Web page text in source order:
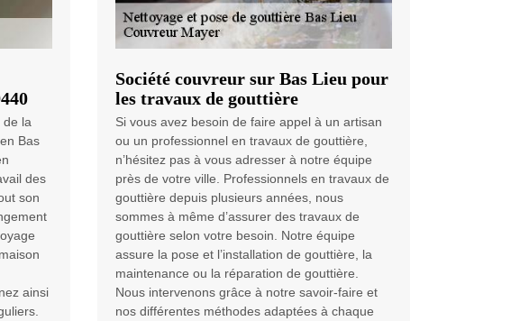
de la
Bas
des
son
ainsi
Société couvreur sur Bas Lieu pour
les travaux de gouttière
Si vous avez besoin de faire appel à un artisan
ou un professionnel en travaux de gouttière,
n’hésitez pas à vous adresser à notre équipe
près de votre ville. Professionnels en travaux de
gouttière depuis plusieurs années, nous
sommes à même d’assurer des travaux de
gouttière selon votre besoin. Notre équipe
assure la pose et l’installation de gouttière, la
maintenance ou la réparation de gouttière.
Nous intervenons grâce à notre savoir-faire et
nos différentes méthodes adaptées à chaque